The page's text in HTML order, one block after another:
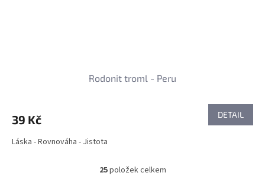
Rodonit troml - Peru
39 Kč DETAIL
Láska - Rovnováha - Jistota
25položek celkem